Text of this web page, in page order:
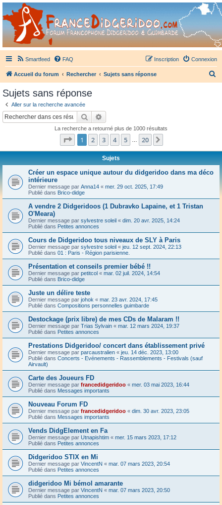
France Didgeridoo
Didgeridoo et Guimbarde sur France Didgeridoo - retrouvez la communauté.
Smartfeed FAQ Connexion
Inscription
Accueil du forum Rechercher Sujets sans réponse
Sujets sans réponse
Aller sur la recherche avancée
Rechercher
La recherche a retourné plus de 1000 résultats
Page 1sur20
1 2 3 4 5 20
Sujets
Créer un espace unique autour du didgeridoo dans ma déco
intérieure
Dernier message par Anna14 « mer. 29 oct. 2025, 17:49
Publié dans Brico-didge
A vendre 2 Didgeridoos (1 Dubravko Lapaine, et 1 Tristan
O'Meara)
Dernier message par sylvestre soleil « dim. 20 avr. 2025, 14:24
Publié dans Petites annonces
Cours de Didgeridoo tous niveaux de SLY à Paris
Dernier message par sylvestre soleil « jeu. 12 sept. 2024, 22:13
Publié dans 01 : Paris - Région parisienne.
Présentation et conseils premier bébé !!
Dernier message par petitcol « mar. 02 juil. 2024, 14:54
Publié dans Brico-didge
Juste un délire teste
Dernier message par johok « mar. 23 avr. 2024, 17:45
Publié dans Compositions personnelles guimbarde
Destockage (prix libre) de mes CDs de Malaram !!
Dernier message par Trias Sylvain « mar. 12 mars 2024, 19:37
Publié dans Petites annonces
Prestations Didgeridoo/ concert dans établissement privé
Dernier message par parcaustralien « jeu. 14 déc. 2023, 13:00
Publié dans Concerts - Evénements - Rassemblements - Festivals (sauf
Airvault)
Carte des Joueurs FD
Dernier message par francedidgeridoo « mer. 03 mai 2023, 16:44
Publié dans Messages importants
Nouveau Forum FD
Dernier message par francedidgeridoo « dim. 30 avr. 2023, 23:05
Publié dans Messages importants
Vends DidgElement en Fa
Dernier message par Utnapishtim « mer. 15 mars 2023, 17:12
Publié dans Petites annonces
Didgeridoo STIX en Mi
Dernier message par VincentN « mar. 07 mars 2023, 20:54
Publié dans Petites annonces
didgeridoo Mi bémol amarante
Dernier message par VincentN « mar. 07 mars 2023, 20:50
Publié dans Petites annonces